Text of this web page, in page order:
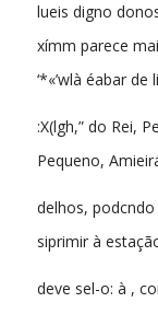
lueis digno
xímm parece
‘*«’wlà éabar de
:X(lgh,” do Rei,
Pequeno,
delhos, podcndo
siprimir à
deve sel-o: à ,